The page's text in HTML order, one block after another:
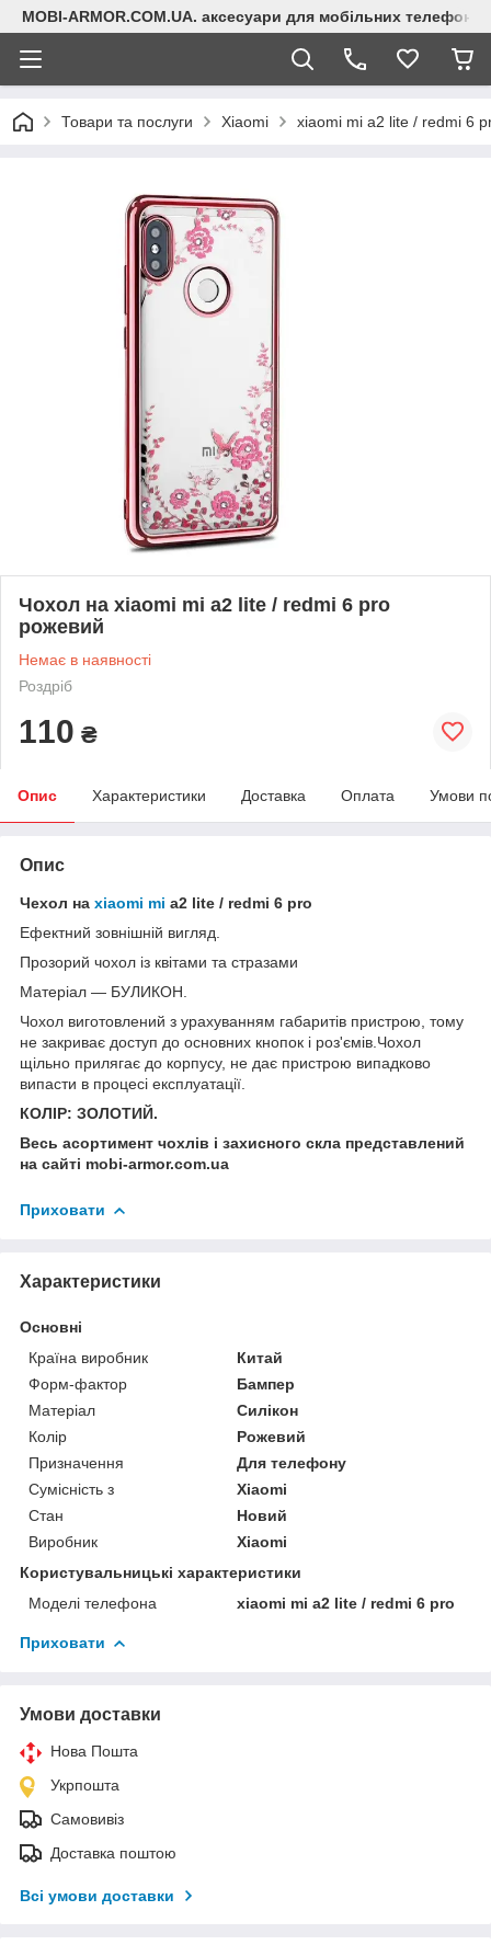
MOBI-ARMOR.COM.UA. аксесуари для мобільних телефонів
Товари та послуги Xiaomi xiaomi mi a2 lite / redmi 6
Чохол на xiaomi mi a2 lite / redmi 6 pro
рожевий
Немає в наявності
Роздріб
110 ₴
Опис Характеристики Доставка Оплата Умови
Опис
Чехол на xiaomi mi a2 lite / redmi 6 pro
Ефектний зовнішній вигляд.
Прозорий чохол із квітами та стразами
Матеріал — БУЛИКОН.
Чохол виготовлений з урахуванням габаритів пристрою, тому
не закриває доступ до основних кнопок і роз'ємів.Чохол
щільно прилягає до корпусу, не дає пристрою випадково
випасти в процесі експлуатації.
КОЛІР: ЗОЛОТИЙ.
Весь асортимент чохлів і захисного скла представлений
на сайті mobi-armor.com.ua
Приховати
Характеристики
Основні
Країна виробник
Китай
Форм-фактор
Бампер
Матеріал
Силікон
Колір
Рожевий
Призначення
Для телефону
Сумісність з
Xiaomi
Стан
Новий
Виробник
Xiaomi
Користувальницькі характеристики
Моделі телефона
xiaomi mi a2 lite / redmi 6 pro
Приховати
Умови доставки
Нова Пошта
Укрпошта
Самовивіз
Доставка поштою
Всі умови доставки